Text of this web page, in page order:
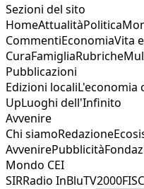
Sezioni del sito
HomeAttualitàPolitica
CommentiEconomiaVita e
CuraFamigliaRubriche
Pubblicazioni
Edizioni localiL'economia
UpLuoghi dell'Infinito
Avvenire
Chi siamoRedazione
AvvenirePubblicità
Mondo CEI
SIRRadio InBluTV2000FISC